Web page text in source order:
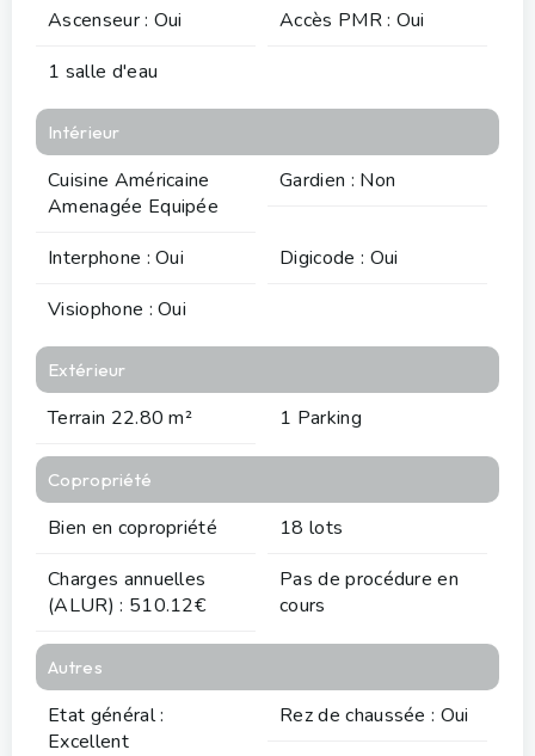
Ascenseur : Oui
Accès PMR : Oui
1 salle d'eau
Intérieur
Cuisine Américaine
Amenagée Equipée
Gardien : Non
Interphone : Oui
Digicode : Oui
Visiophone : Oui
Extérieur
Terrain 22.80 m² 1 Parking
Copropriété
Bien en copropriété
18 lots
Charges annuelles
(ALUR) : 510.12€
Pas de procédure en
cours
Autres
Etat général :
Excellent
Rez de chaussée : Oui